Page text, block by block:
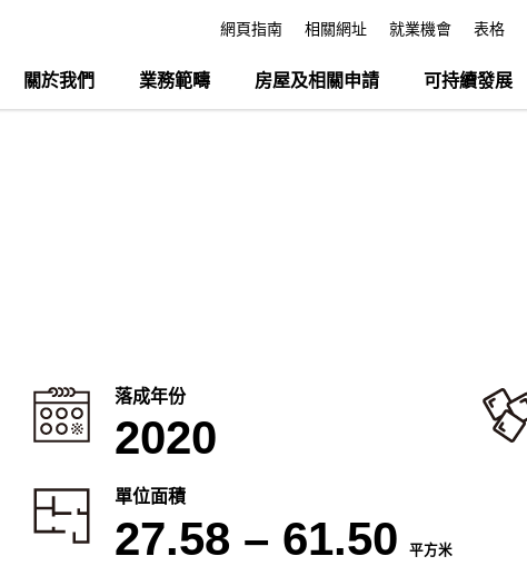
網頁指南 相關網址 就業機會 表格
關於我們 業務範疇 房屋及相關申請 可持續發展
落成年份
2020
單位面積
27.58 – 61.50 平方米